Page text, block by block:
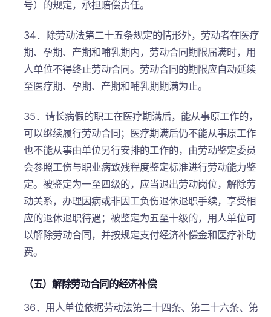
号）的规定，承担赔偿责任。
34．除劳动法第二十五条规定的情形外，劳动者在医疗
期、孕期、产期和哺乳期内，劳动合同期限届满时，用
人单位不得终止劳动合同。劳动合同的期限应自动延续
至医疗期、孕期、产期和哺乳期期满为止。
35．请长病假的职工在医疗期满后，能从事原工作的，
可以继续履行劳动合同；医疗期满后仍不能从事原工作
也不能从事由单位另行安排的工作的，由劳动鉴定委员
会参照工伤与职业病致残程度鉴定标准进行劳动能力鉴
定。被鉴定为一至四级的，应当退出劳动岗位，解除劳
动关系，办理因病或非因工负伤退休退职手续，享受相
应的退休退职待遇；被鉴定为五至十级的，用人单位可
以解除劳动合同，并按规定支付经济补偿金和医疗补助
费。
（五）解除劳动合同的经济补偿
36．用人单位依据劳动法第二十四条、第二十六条、第